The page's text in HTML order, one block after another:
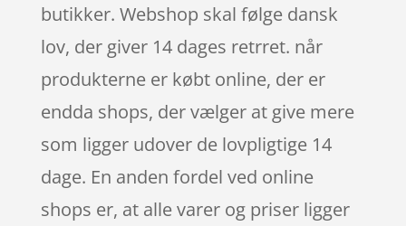
butikker. Webshop skal følge dansk
lov, der giver 14 dages retrret. når
produkterne er købt online, der er
endda shops, der vælger at give mere
som ligger udover de lovpligtige 14
dage. En anden fordel ved online
shops er, at alle varer og priser ligger